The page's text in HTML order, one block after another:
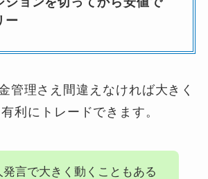
ー
管理さえ間違えなければ大きく
利にトレードできます。
発言で大きく動くこともある